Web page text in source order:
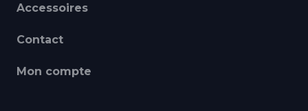
Accessoires
Contact
Mon compte